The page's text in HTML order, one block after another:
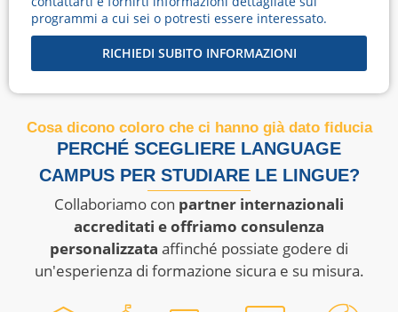
programmi a cui sei o potresti essere interessato.
RICHIEDI SUBITO INFORMAZIONI
Cosa dicono coloro che ci hanno già dato fiducia
PERCHÉ SCEGLIERE LANGUAGE
CAMPUS PER STUDIARE LE LINGUE?
Collaboriamo con partner internazionali
accreditati e offriamo consulenza
personalizzata affinché possiate godere di
un'esperienza di formazione sicura e su misura.